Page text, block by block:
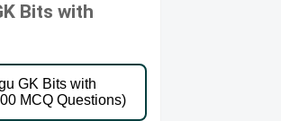
Bits with
GK Bits with
MCQ Questions)